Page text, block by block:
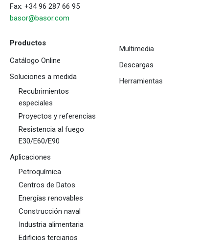
Fax: +34 96 287 66 95
basor@basor.com
Productos
Catálogo Online
Soluciones a medida
Recubrimientos
especiales
Proyectos y referencias
Resistencia al fuego
E30/E60/E90
Aplicaciones
Petroquímica
Centros de Datos
Energías renovables
Construcción naval
Industria alimentaria
Edificios terciarios
Multimedia
Descargas
Herramientas